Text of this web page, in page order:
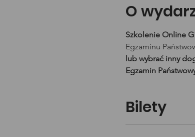
O
Szkolenie Online
Egzaminu
lub wybrać inny
Egzamin
Bilety